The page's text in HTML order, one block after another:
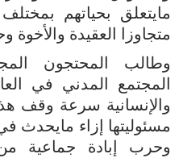
مايتعلق بحياتهم
متجاوزا العقيدة والأخوة
وطالب المحتجون
المجتمع المدني في
والإنسانية سرعة وقف
مسئوليتها إزاء مايحدث
وحرب إبادة جماعية